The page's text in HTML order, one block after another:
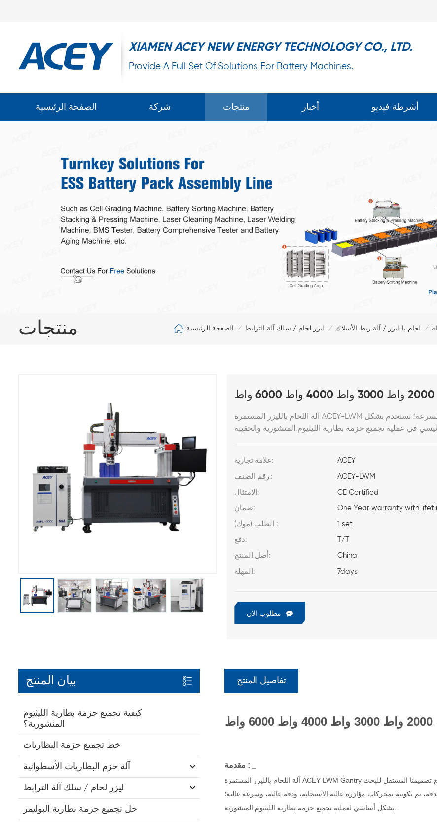
XIAMEN ACEY NEW ENERGY TECHNOLOGY CO., LTD.
Provide A Full Set Of Solutions For Battery Machines.
الصفحة الرئيسية شركة منتجات أخبار أشرطة فيديو
منتجات الصفحة الرئيسية / ليزر لحام / سلك آلة الترابط / لحام بالليزر / آلة ربط الأسلاك /
آلة اللحام بالليزر المستمرة ACEY-LWM مجهزة بمحرك مؤازر عالي الاستجابة، وهو عالي الدقة والسرعة؛ تستخدم بشكل
علامة تجارية: ACEY
رقم الصنف.: ACEY-LWM
الامتثال: CE Certified
ضمان: One Year warranty with
الطلب (موك) : 1 set
دفع: T/T
أصل المنتج: China
المهلة: 7days
مطلوب الان
بيان المنتج
كيفية تجميع حزمة بطارية الليثيوم
المنشورية؟
خط تجميع حزمة البطاريات
آلة حزم البطاريات الأسطوانية
ليزر لحام / سلك آلة الترابط
حل تجميع حزمة بطارية البوليمر
تفاصيل المنتج
مقدمة :
آلة اللحام بالليزر المستمرة ACEY-LWM Gantry مع الجلفانومتر تعتمد مصدر ليزر الألياف المتقدم الدولي، جنبًا إلى جنب مع تصميمنا المستقل للبحث
تم تكوينه بمحركات مؤازرة عالية الاستجابة، ودقة عالية، وسرعة عالية؛